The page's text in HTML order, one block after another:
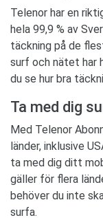
Telenor har en
hela 99,9 % av
täckning på de
surf och nätet har
du se hur bra
Ta med dig
Med Telenor
länder, inklusive
ta med dig ditt
gäller för flera
behöver du inte
surfa.